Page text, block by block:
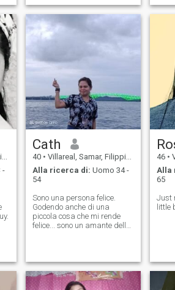
-
Cath
40 • Villareal, Samar, Filippine
Alla ricerca di: Uomo 34 -
54
Sono una persona felice.
Godendo anche di una
piccola cosa che mi rende
felice... sono un amante della
46 •
Alla
65
Just
little